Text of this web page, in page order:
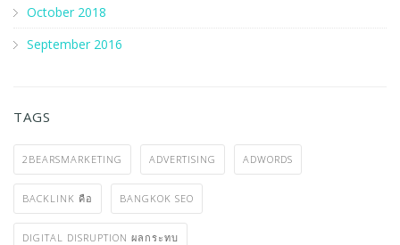
October 2018
September 2016
TAGS
2BEARSMARKETING ADVERTISING ADWORDS
BACKLINK คือ BANGKOK SEO
DIGITAL DISRUPTION ผลกระทบ